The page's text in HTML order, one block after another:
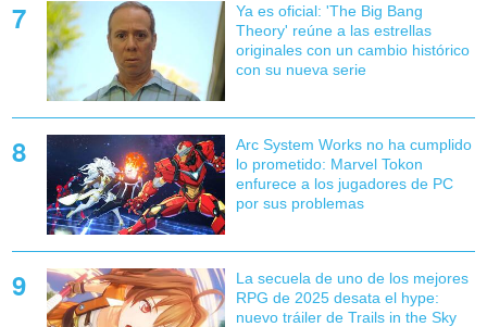
Ya es oficial: 'The Big Bang
Theory' reúne a las estrellas
originales con un cambio histórico
con su nueva serie
Arc System Works no ha cumplido
lo prometido: Marvel Tokon
enfurece a los jugadores de PC
por sus problemas
La secuela de uno de los mejores
RPG de 2025 desata el hype:
nuevo tráiler de Trails in the Sky